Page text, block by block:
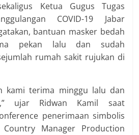
Ketua Gugus Tugas
COVID-19 Jabar
bantuan masker bedah
pekan lalu dan sudah
rumah sakit rujukan di
kami terima minggu lalu dan
ujar Ridwan Kamil saat
penerimaan simbolis
Manager Production